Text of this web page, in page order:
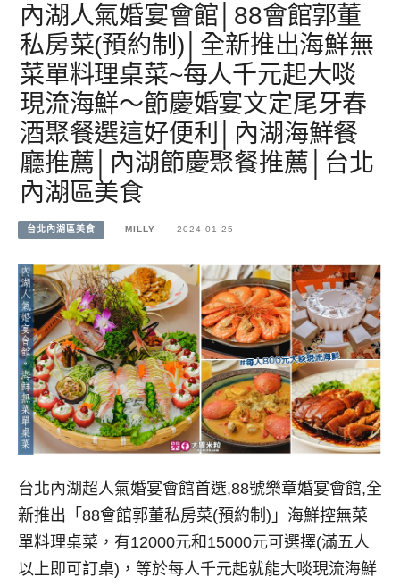
內湖人氣婚宴會館│88會館郭董
私房菜(預約制)│全新推出海鮮無
菜單料理桌菜~每人千元起大啖
現流海鮮～節慶婚宴文定尾牙春
酒聚餐選這好便利│內湖海鮮餐
廳推薦│內湖節慶聚餐推薦│台北
內湖區美食
台北內湖區美食 MILLY 2024-01-25
台北內湖超人氣婚宴會館首選,88號樂章婚宴會館,全
新推出「88會館郭董私房菜(預約制)」海鮮控無菜
單料理桌菜，有12000元和15000元可選擇(滿五人
以上即可訂桌)，等於每人千元起就能大啖現流海鮮